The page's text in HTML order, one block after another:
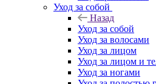
Уход за собой
Назад
Уход за собой
Уход за волосами
Уход за лицом
Уход за лицом и
Уход за ногами